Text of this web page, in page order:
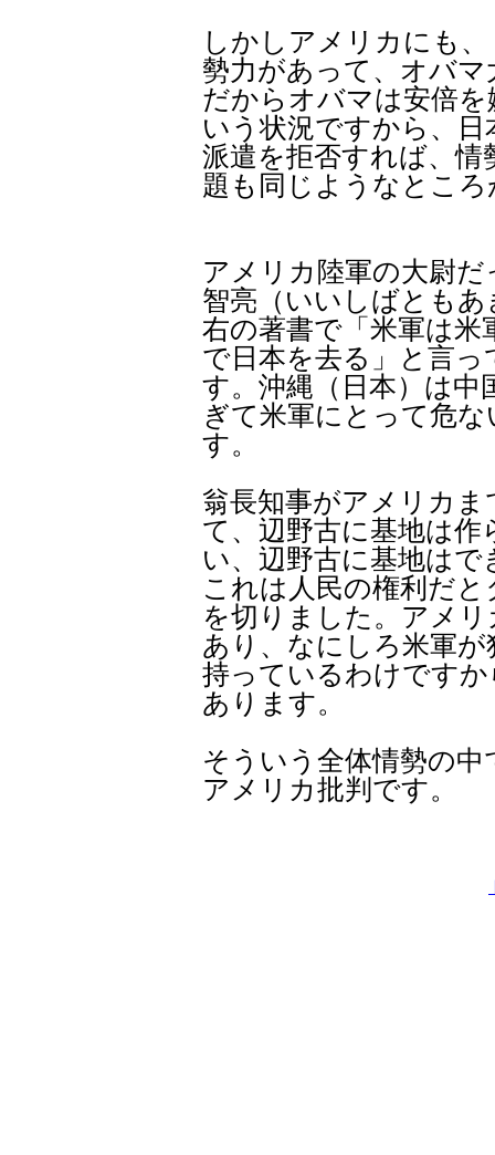
しかしアメリカにも
勢力があって、オバ
だからオバマは安倍
いう状況ですから、
派遣を拒否すれば、
題も同じようなとこ
アメリカ陸軍の大尉だ
智亮（いいしばともあ
右の著書で「米軍は米
で日本を去る」と言っ
す。沖縄（日本）は中
ぎて米軍にとって危な
す。
翁長知事がアメリカま
て、辺野古に基地は作
い、辺野古に基地はで
これは人民の権利だと
を切りました。アメ
あり、なにしろ米軍
持っているわけです
あります。
そういう全体情勢の
アメリカ批判です。